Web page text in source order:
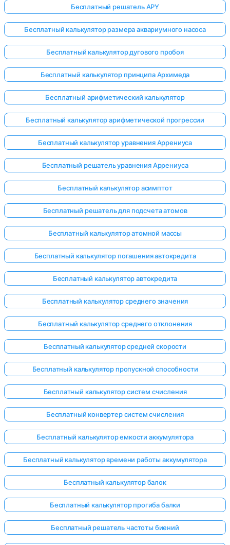
нет
свой
вопрос
Бесплатный решатель APY
Бесплатный калькулятор размера аквариумного насоса
Бесплатный калькулятор дугового пробоя
Бесплатный калькулятор принципа Архимеда
Бесплатный арифметический калькулятор
Бесплатный калькулятор арифметической прогрессии
Бесплатный калькулятор уравнения Аррениуса
Бесплатный решатель уравнения Аррениуса
Бесплатный калькулятор асимптот
Бесплатный решатель для подсчета атомов
Бесплатный калькулятор атомной массы
Бесплатный калькулятор погашения автокредита
Бесплатный калькулятор автокредита
Бесплатный калькулятор среднего значения
Бесплатный калькулятор среднего отклонения
Бесплатный калькулятор средней скорости
Бесплатный калькулятор пропускной способности
Бесплатный калькулятор систем счисления
Бесплатный конвертер систем счисления
Бесплатный калькулятор емкости аккумулятора
Бесплатный калькулятор времени работы аккумулятора
Бесплатный калькулятор балок
Бесплатный калькулятор прогиба балки
Бесплатный решатель частоты биений